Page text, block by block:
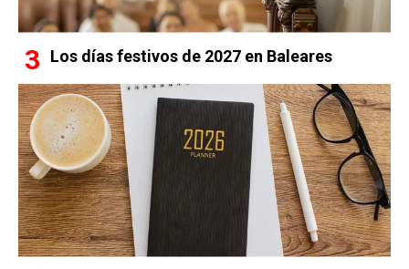
Los días festivos de 2027 en Baleares